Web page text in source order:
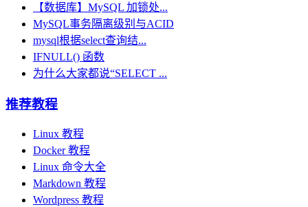
【数据库】MySQL 加锁处...
MySQL事务隔离级别与ACID
mysql根据select查询结...
IFNULL() 函数
为什么大家都说“SELECT ...
推荐教程
Linux 教程
Docker 教程
Linux 命令大全
Markdown 教程
Wordpress 教程